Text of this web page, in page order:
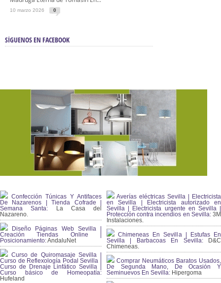
10 marzo 2026 0
SÍGUENOS EN FACEBOOK
Confección Túnicas Y Antifaces
De Nazarenos | Tienda Cofrade |
Semana Santa: La Casa del
Nazareno.
Diseño Páginas Web Sevilla |
Creación Tiendas Online |
Posicionamiento:AndaluNet
Curso de Quiromasaje Sevilla |
Curso de Reflexología Podal Sevilla |
Curso de Drenaje Linfático Sevilla |
Curso básico de Homeopatía:
Hufeland
Averías eléctricas Sevilla | Electricista
en Sevilla | Electricista autorizado en
Sevilla | Electricista urgente en Sevilla |
Protección contra incendios en Sevilla:3M
Instalaciones.
Chimeneas En Sevilla | Estufas En
Sevilla | Barbacoas En Sevilla:D&C
Chimeneas.
Comprar Neumáticos Baratos Usados,
De Segunda Mano, De Ocasión Y
Seminuevos En Sevilla: Hipergoma